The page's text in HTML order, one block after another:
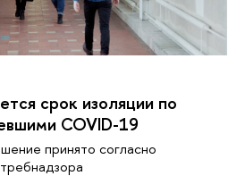
срок изоляции по
COVID-19
принято согласно